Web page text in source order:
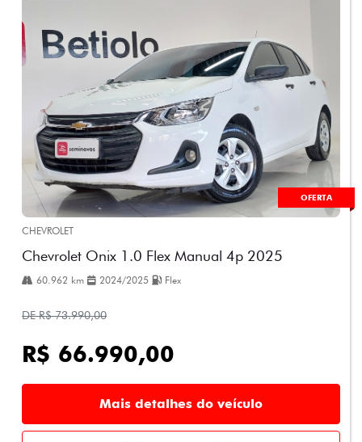
OFERTA
CHEVROLET
Chevrolet Onix 1.0 Flex Manual 4p 2025
60.962 km 2024/2025 Flex
DE R$ 73.990,00
R$ 66.990,00
Mais detalhes do veículo